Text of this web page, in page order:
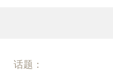
话题：